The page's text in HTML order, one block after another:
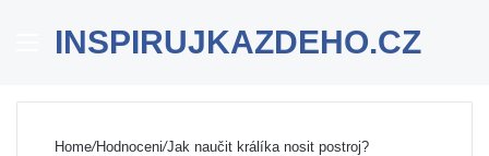
Menu
INSPIRUJKAZDEHO.CZ
Home/Hodnoceni/Jak naučit králíka nosit postroj?